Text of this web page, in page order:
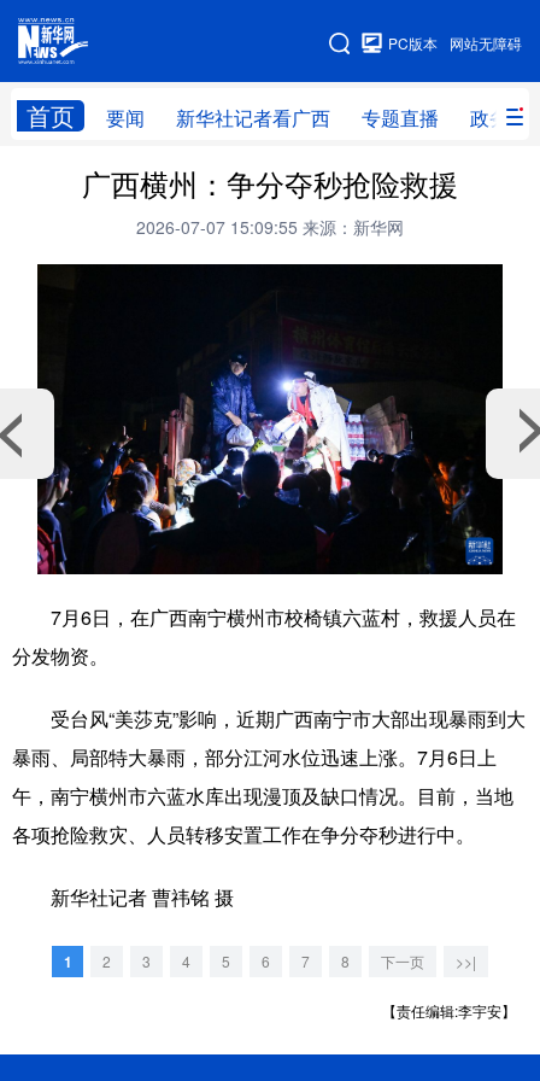
网站无障碍
PC版本
首页 要闻 新华社记者看广西 专题直播 政务信
网站地图
广西频道
新华社记者 专题直播
高层 时政
国际 财经 网评 港澳
思客智库 全球连线 教育
科技 科普 体育 文化
健康 军事 访谈 视频
食品 人居 信息化 乡村振兴
溯源中国 城市 旅游 能源
会展 彩票 娱乐 时尚
悦读 公益
广西横州：争分夺秒抢险救援
2026-07-07 15:09:55 来源：新华网
7月6日，在广西南宁横州市校椅镇六蓝村，救援人员在
分发物资。
受台风“美莎克”影响，近期广西南宁市大部出现暴雨到大
暴雨、局部特大暴雨，部分江河水位迅速上涨。7月6日上
午，南宁横州市六蓝水库出现漫顶及缺口情况。目前，当地
各项抢险救灾、人员转移安置工作在争分夺秒进行中。
新华社记者 曹祎铭 摄
1 2 3 4 5 6 7 8 下一页 >>|
【责任编辑:李宇安】